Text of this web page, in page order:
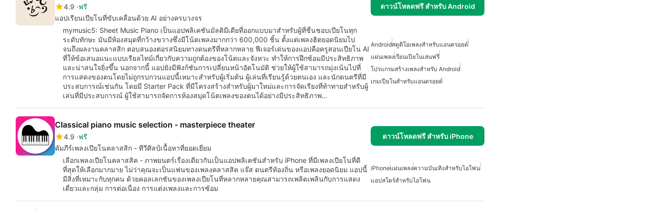
4.9 ฟรี
แอปเรียนเปียโนที่ขับเคลื่อนด้วย AI อย่างครบวงจร
ดาวน์โหลดฟรี สำหรับ Android
mymusic5: Sheet Music Piano เป็นแอปพลิเคชันมัลติมีเดียที่ออกแบบมาสำหรับผู้ที่ชื่นชอบเปียโนทุก
ระดับทักษะ มันมีห้องสมุดที่กว้างขวางซึ่งมีโน้ตเพลงมากกว่า 600,000 ชิ้น ตั้งแต่เพลงฮิตยอดนิยมไป
จนถึงผลงานคลาสสิก ตอบสนองต่อรสนิยมทางดนตรีที่หลากหลาย ฟีเจอร์เด่นของแอปคือครูสอนเปียโน AI
ที่ให้ข้อเสนอแนะแบบเรียลไทม์เกี่ยวกับความถูกต้องของโน้ตและจังหวะ ทำให้การฝึกซ้อมมีประสิทธิภาพ
และน่าสนใจยิ่งขึ้น นอกจากนี้ แอปยังมีฟังก์ชันการเปลี่ยนหน้าอัตโนมัติ ช่วยให้ผู้ใช้สามารถมุ่งเน้นไปที่
การแสดงของตนโดยไม่ถูกรบกวนแอปนี้เหมาะสำหรับผู้เริ่มต้น ผู้เล่นที่เรียนรู้ด้วยตนเอง และนักดนตรีที่มี
ประสบการณ์เช่นกัน โดยมี Starter Pack ที่มีโครงสร้างสำหรับผู้มาใหม่และการจัดเรียงที่ท้าทายสำหรับผู้
เล่นที่มีประสบการณ์ ผู้ใช้สามารถจัดการห้องสมุดโน้ตเพลงของตนได้อย่างมีประสิทธิภาพ…
Androidสตูดิโอเพลงสำหรับแอนดรอยด์
แผ่นเพลงเรียนเปียโนเล่นฟรี
โปรแกรมสร้างเพลงสำหรับ Android
เกมเปียโนสำหรับแอนดรอยด์
Classical piano music selection - masterpiece theater
4.9 ฟรี
คัมภีร์เพลงเปียโนคลาสสิก - ทีวีศิลป์เนื้อหาที่ยอดเยี่ยม
ดาวน์โหลดฟรี สำหรับ iPhone
เลือกเพลงเปียโนคลาสสิค - ภาพยนตร์เรื่องเดียวกันเป็นแอปพลิเคชันสำหรับ iPhone ที่มีเพลงเปียโนที่ดี
ที่สุดให้เลือกมากมาย ไม่ว่าคุณจะเป็นแฟนของเพลงคลาสสิค แจ๊ส ดนตรีท้องถิ่น หรือเพลงยอดนิยม แอปนี้
มีสิ่งที่เหมาะกับทุกคน ด้วยคอลเลกชันของเพลงเปียโนที่หลากหลายคุณสามารถเพลิดเพลินกับการแสดง
เดี่ยวและกลุ่ม การต่อเนื่อง การแต่งเพลงและการซ้อม
iPhoneแผ่นเพลงความบันเทิงสำหรับไอโฟน
แอปสโตร์สำหรับไอโฟน